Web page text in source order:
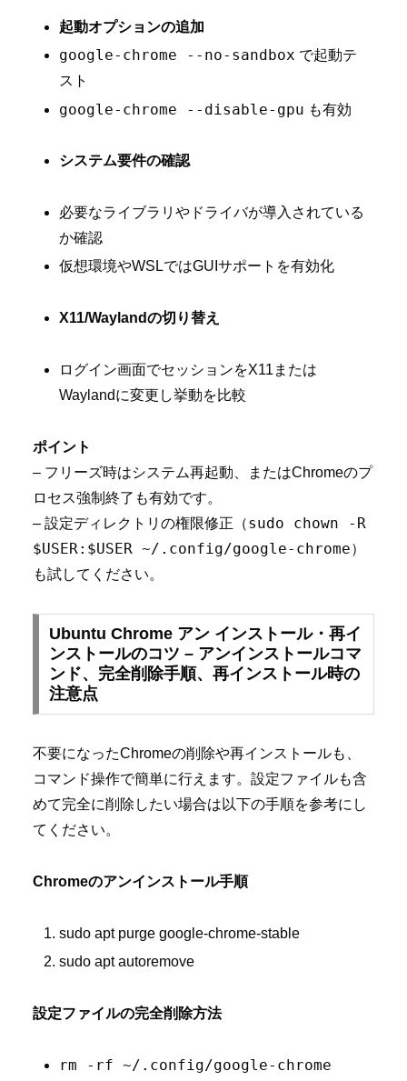
起動オプションの追加
google-chrome --no-sandbox で起動テ
スト
google-chrome --disable-gpu も有効
システム要件の確認
必要なライブラリやドライバが導入されている
か確認
仮想環境やWSLではGUIサポートを有効化
X11/Waylandの切り替え
ログイン画面でセッションをX11または
Waylandに変更し挙動を比較
ポイント
– フリーズ時はシステム再起動、またはChromeのプ
ロセス強制終了も有効です。
– 設定ディレクトリの権限修正（sudo chown -R
$USER:$USER ~/.config/google-chrome）
も試してください。
Ubuntu Chrome アン インストール・再イ
ンストールのコツ – アンインストールコマ
ンド、完全削除手順、再インストール時の
注意点
不要になったChromeの削除や再インストールも、
コマンド操作で簡単に行えます。設定ファイルも含
めて完全に削除したい場合は以下の手順を参考にし
てください。
Chromeのアンインストール手順
sudo apt purge google-chrome-stable
sudo apt autoremove
設定ファイルの完全削除方法
rm -rf ~/.config/google-chrome